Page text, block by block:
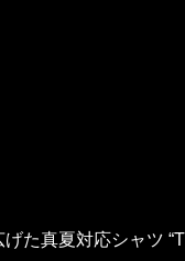
た真夏対応シャツ